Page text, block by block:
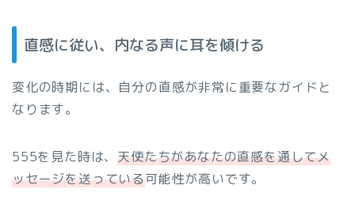
直感に従い、内なる声に耳を傾ける
変化の時期には、自分の直感が非常に重要なガイドと
なります。
555を見た時は、天使たちがあなたの直感を通してメ
ッセージを送っている可能性が高いです。